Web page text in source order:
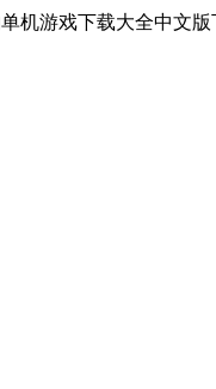
机游戏下载大全中文版